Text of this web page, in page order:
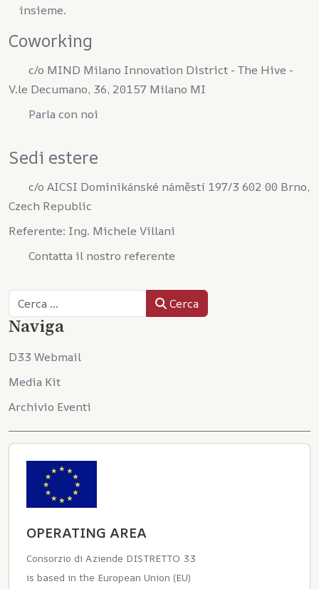
insieme.
Coworking
c/o MIND Milano Innovation District - The Hive -
V.le Decumano, 36, 20157 Milano MI
Parla con noi
Sedi estere
c/o AICSI Dominikánské náměstí 197/3 602 00 Brno,
Czech Republic
Referente: Ing. Michele Villani
Contatta il nostro referente
Cerca Cerca
Naviga
D33 Webmail
Media Kit
Archivio Eventi
OPERATING AREA
Consorzio di Aziende DISTRETTO 33
is based in the European Union (EU)